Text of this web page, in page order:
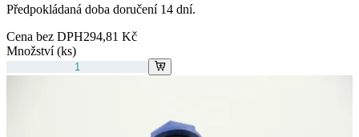
Předpokládaná doba doručení 14 dní.
Cena bez DPH294,81 Kč
Množství (ks)